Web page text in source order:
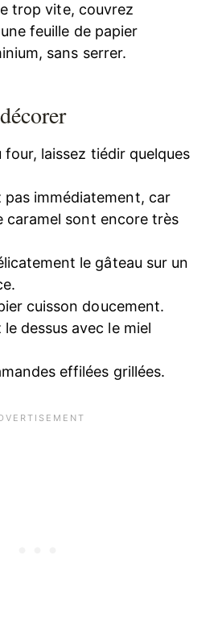
trop vite, couvrez
feuille de papier
sans serrer.
four, laissez tiédir quelques
pas immédiatement, car
caramel sont encore très
le gâteau sur un
cuisson doucement.
dessus avec le miel
effilées grillées.